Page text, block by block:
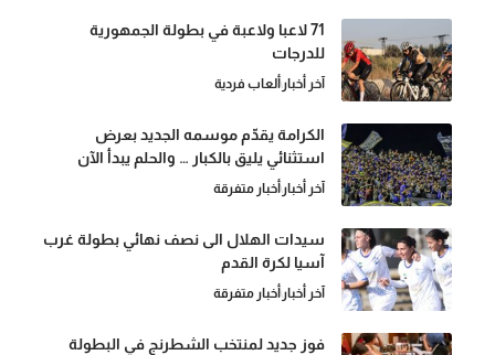
71 لاعبا ولاعبة في بطولة الجمهورية
للدرجات
آخر أخبارألعاب فردية
الكرامة يقدّم موسمه الجديد بعرض
استثنائي يليق بالكبار … والحلم يبدأ الآن
آخر أخبارأخبار متفرقة
سيدات الهلال الى نصف نهائي بطولة غرب
آسيا لكرة القدم
آخر أخبارأخبار متفرقة
فوز جديد لمنتخب الشطرنج في البطولة